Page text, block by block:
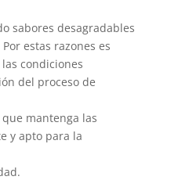
sabores desagradables
estas razones es
condiciones
del proceso de
mantenga las
y apto para la